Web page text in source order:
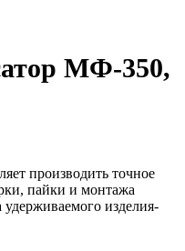
МФ-350,
производить точное
пайки и монтажа
изделия-